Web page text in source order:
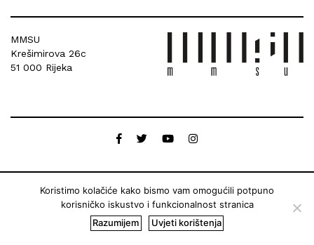
MMSU
Krešimirova 26c
51 000 Rijeka
Koristimo kolačiće kako bismo vam omogućili potpuno
korisničko iskustvo i funkcionalnost stranica
Razumijem
Uvjeti korištenja